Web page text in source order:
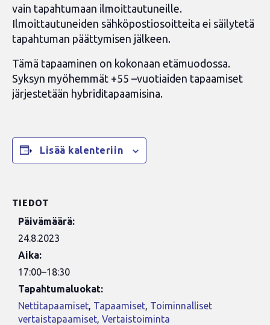
vain tapahtumaan ilmoittautuneille.
Ilmoittautuneiden sähköpostiosoitteita ei säilytetä
tapahtuman päättymisen jälkeen.
Tämä tapaaminen on kokonaan etämuodossa.
Syksyn myöhemmät +55 –vuotiaiden tapaamiset
järjestetään hybriditapaamisina.
Lisää kalenteriin
TIEDOT
Päivämäärä:
24.8.2023
Aika:
17:00–18:30
Tapahtumaluokat:
Nettitapaamiset, Tapaamiset, Toiminnalliset
vertaistapaamiset, Vertaistoiminta